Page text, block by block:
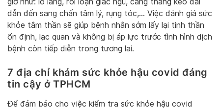
dẫn đến sang chấn tâm lý, rụng tóc,… Việc đánh giá sức
khỏe tâm thần sẽ giúp bệnh nhân sớm lấy lại tinh thần
ổn định, lạc quan và không bị áp lực trước tình hình dịch
bệnh còn tiếp diễn trong tương lai.
7 địa chỉ khám sức khỏe hậu covid đáng
tin cậy ở TPHCM
Để đảm bảo cho việc kiểm tra sức khỏe hậu covid